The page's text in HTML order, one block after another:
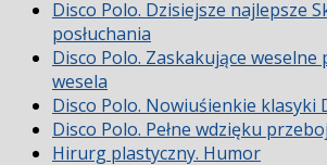
Disco Polo. Dzisiejsze najlepsze
posłuchania
Disco Polo. Zaskakujące weselne
wesela
Disco Polo. Nowiuśienkie klasyki
Disco Polo. Pełne wdzięku
Hirurg plastyczny. Humor